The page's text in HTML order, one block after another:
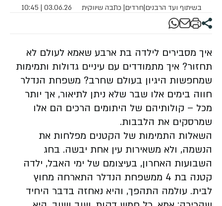
בשיתוף ועד הרבנים|חרדים| כתבה שיווקית 03.06.26 | 10:45
איך מסבירים לילדה בת ארבע שאמא לעולם לא
תחזור? איך מתמודדים עם עיניים גדולות ותמימות
שמחפשות היגיון בעולם שחרב? משפחת הנדלר
חווה בימים אלו שבר שלא ניתן לתיאור, אך יותר
מכל – קולותיהם של היתומים הרכים הם אלו
שמרסקים את הלבבות.
השאלות התמימות של הקטנים מפלחות את
הנשמה, ולא משאירות עין אחת יבשה. בחג
השבועות האחרון, בעיצומם של ימי האבל, ילדה
קטנה בת 4 ממשפחת הנדלר התארחה מחוץ
לבית. עולמה התהפך, והיא נאחזה בדבר היחיד